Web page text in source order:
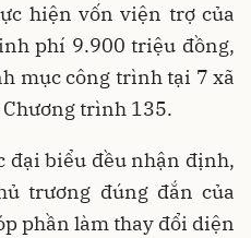
hiện vốn viện trợ của
phí 9.900 triệu đồng,
mục công trình tại 7 xã
trình 135.
đại biểu đều nhận định,
trương đúng đắn của
phần làm thay đổi diện